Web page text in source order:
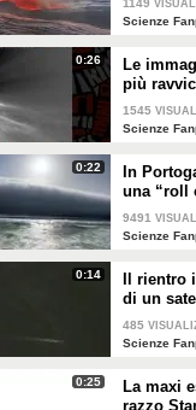
vulcano
1149
Scienze
0:26
Le
più
sempre
1545
Scienze
0:22
In
una “roll
9491
Scienze
0:14
Il rientro
di un
nei cieli
Puglia: le
485
Scienze
0:25
La maxi
razzo